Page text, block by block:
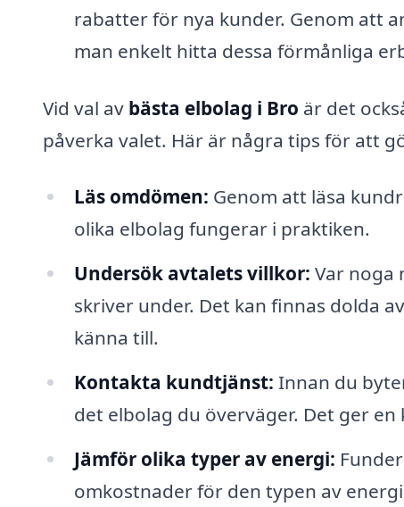
rabatter för nya kunder. Genom att
man enkelt hitta dessa förmånliga
Vid val av bästa elbolag i Bro är det
påverka valet. Här är några tips för att
Läs omdömen: Genom att läsa
olika elbolag fungerar i praktiken.
Undersök avtalets villkor: Var noga
skriver under. Det kan finnas dolda
känna till.
Kontakta kundtjänst: Innan du
det elbolag du överväger. Det ger
Jämför olika typer av energi:
omkostnader för den typen av